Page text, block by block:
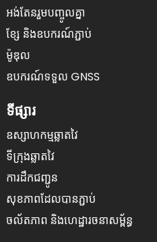
អង់តែនរួមបញ្ចូលគ្នា
ខ្សែ និងឧបករណ៍ភ្ជាប់
ម៉ូឌុល
ឧបករណ៍ទទួល GNSS
ទីផ្សារ
ឧស្សាហកម្មឆ្លាតវៃ
ទីក្រុងឆ្លាតវៃ
ការដឹកជញ្ជូន
សុខភាពដែលបានភ្ជាប់
ចល័តភាព និងហេដ្ឋារចនាសម្ព័ន្ធ